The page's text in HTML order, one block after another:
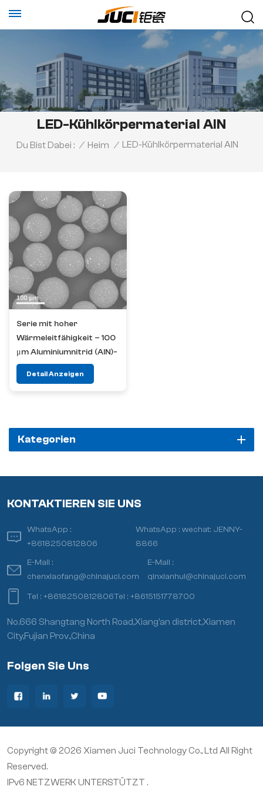
LED-Kühlkörpermaterial AlN
Du Bist Dabei : / Heim / LED-Kühlkörpermaterial AlN
Serie mit hoher
Wärmeleitfähigkeit – 100
μm Aluminiumnitrid (AlN)-
Füllstoff
Detail Anzeigen
Kategorien
KONTAKTIEREN SIE UNS
WhatsApp :
+8618250812806
WhatsApp :wechat: JENNY-
8866
E-Mail :
chenxiaofang@chinajuci.com
E-Mail :
qinxianhui@chinajuci.com
Tel :+8618250812806Tel :+8615151778700
No.666 Shangtang North Road,Xiang’an district,Xiamen
City,Fujian Prov.,China
Folgen Sie Uns
Copyright © 2026 Xiamen Juci Technology Co., Ltd All Right
Reserved.
IPv6 NETZWERK UNTERSTÜTZT .